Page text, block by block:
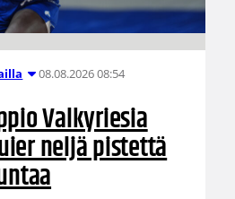
08.08.2026 08:54
Valkyriesia
neljä pistettä